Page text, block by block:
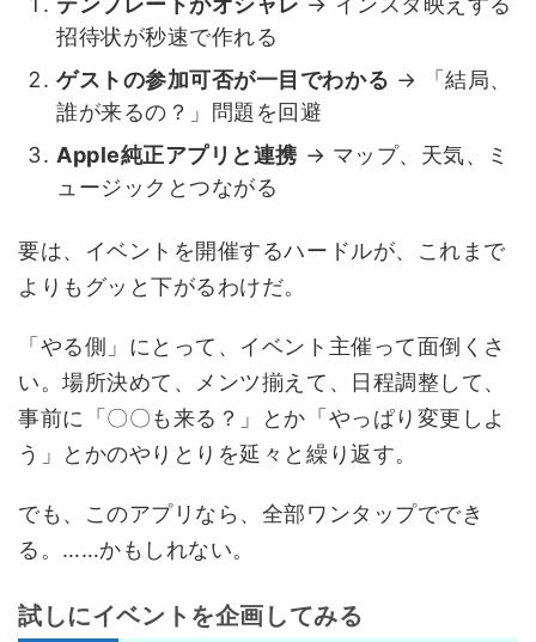
招待状が秒速で作れる
ゲストの参加可否が一目でわかる → 「結局、
誰が来るの？」問題を回避
Apple純正アプリと連携 → マップ、天気、ミ
ュージックとつながる
要は、イベントを開催するハードルが、これまで
よりもグッと下がるわけだ。
「やる側」にとって、イベント主催って面倒くさ
い。場所決めて、メンツ揃えて、日程調整して、
事前に「〇〇も来る？」とか「やっぱり変更しよ
う」とかのやりとりを延々と繰り返す。
でも、このアプリなら、全部ワンタップででき
る。……かもしれない。
試しにイベントを企画してみる